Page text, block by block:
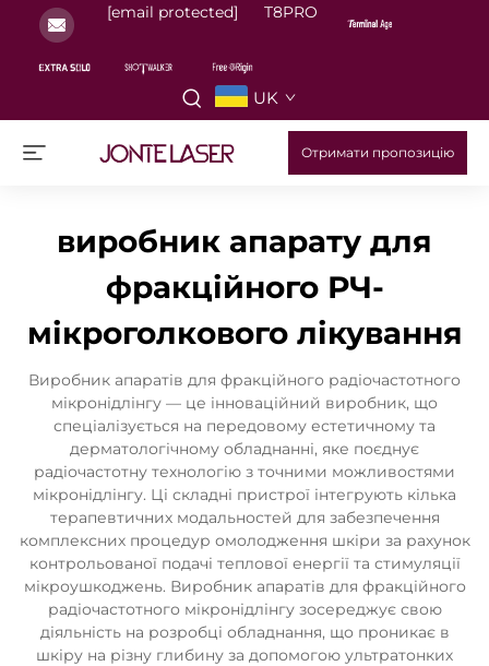
[email protected] T8PRO
UK
Отримати пропозицію
виробник апарату для
фракційного РЧ-
мікроголкового лікування
Виробник апаратів для фракційного радіочастотного
мікронідлінгу — це інноваційний виробник, що
спеціалізується на передовому естетичному та
дерматологічному обладнанні, яке поєднує
радіочастотну технологію з точними можливостями
мікронідлінгу. Ці складні пристрої інтегрують кілька
терапевтичних модальностей для забезпечення
комплексних процедур омолодження шкіри за рахунок
контрольованої подачі теплової енергії та стимуляції
мікроушкоджень. Виробник апаратів для фракційного
радіочастотного мікронідлінгу зосереджує свою
діяльність на розробці обладнання, що проникає в
шкіру на різну глибину за допомогою ультратонких